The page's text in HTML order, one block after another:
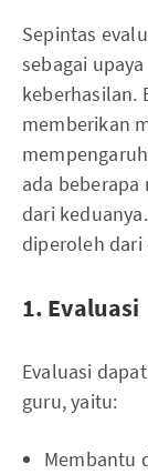
Sepintas
sebagai
keberhasilan.
memberikan
ada
dari
diperoleh dari
1. Evaluasi
Evaluasi
guru, yaitu:
Membantu